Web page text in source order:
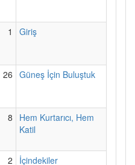
1 Giriş
26 Güneş İçin Buluştuk
8
Hem Kurtarıcı, Hem
Katil
2 İçindekiler